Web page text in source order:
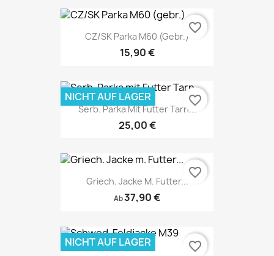
CZ/SK Parka M60 (gebr.)
15,90 €
favorite_border
Serb. Parka Mit Futter Tarn...
25,00 €
NICHT AUF LAGER favorite_border
Griech. Jacke M. Futter...
Ab37,90 €
favorite_border
NICHT AUF LAGER favorite_border